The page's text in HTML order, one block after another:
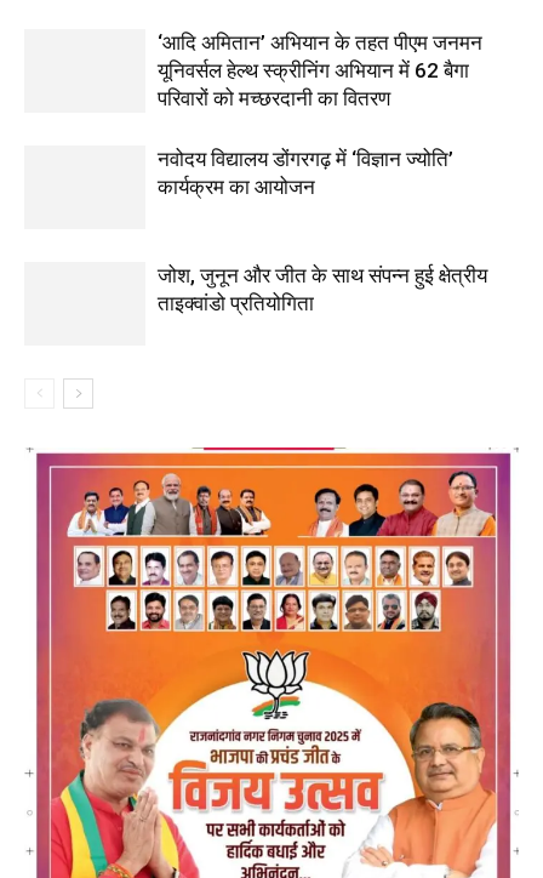
‘आदि अमितान’ अभियान के तहत पीएम जनमन
यूनिवर्सल हेल्थ स्क्रीनिंग अभियान में 62 बैगा
परिवारों को मच्छरदानी का वितरण
नवोदय विद्यालय डोंगरगढ़ में ‘विज्ञान ज्योति’
कार्यक्रम का आयोजन
जोश, जुनून और जीत के साथ संपन्न हुई क्षेत्रीय
ताइक्वांडो प्रतियोगिता